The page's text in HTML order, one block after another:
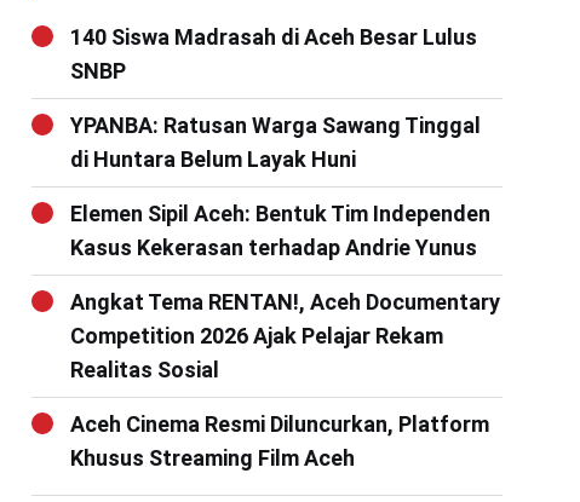
140 Siswa Madrasah di Aceh Besar Lulus
SNBP
YPANBA: Ratusan Warga Sawang Tinggal
di Huntara Belum Layak Huni
Elemen Sipil Aceh: Bentuk Tim Independen
Kasus Kekerasan terhadap Andrie Yunus
Angkat Tema RENTAN!, Aceh Documentary
Competition 2026 Ajak Pelajar Rekam
Realitas Sosial
Aceh Cinema Resmi Diluncurkan, Platform
Khusus Streaming Film Aceh